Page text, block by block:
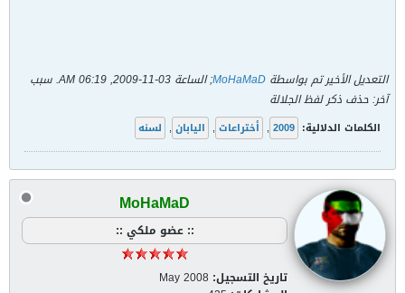
التعديل الأخير تم بواسطة MoHaMaD; الساعة 03-11-2009, 06:19 AM
.سبب
آخر:حذف ذكر لفظ الجلالة
الكلمات الدلالية: 2009
, أختراعات , اليابان , لسنه
MoHaMaD
:: عضو ملكي ::
تاريخ التسجيل: May 2008